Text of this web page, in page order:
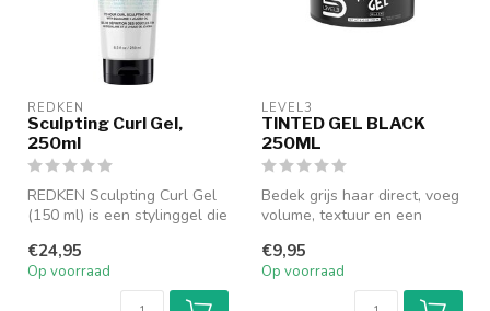
REDKEN
Sculpting Curl Gel,
250ml
REDKEN Sculpting Curl Gel
(150 ml) is een stylinggel die
€24,95
Op voorraad
LEVEL3
TINTED GEL BLACK
250ML
Bedek grijs haar direct, voeg
volume, textuur en een
dage...
€9,95
Op voorraad